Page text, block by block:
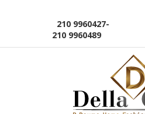
210 9960427-
210 9960489